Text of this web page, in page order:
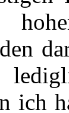
ich